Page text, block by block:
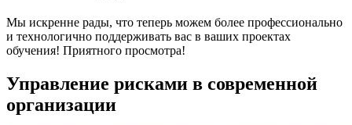
Мы искренне рады, что теперь можем более профессионально
и технологично поддерживать вас в ваших проектах
обучения! Приятного просмотра!
Управление рисками в современной
организации